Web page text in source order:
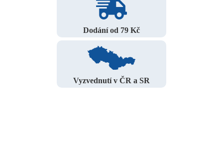
Dodání od 79 Kč
Vyzvednutí v ČR a SR